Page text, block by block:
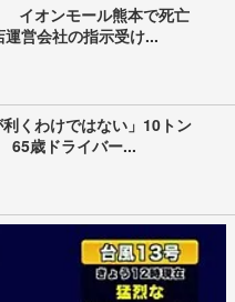
イオンモール熊本で死亡
営会社の指示受け...
利くわけではない」10トン
65歳ドライバー...